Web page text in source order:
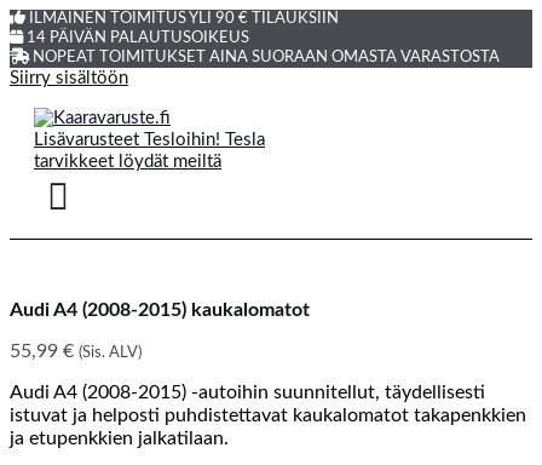
ILMAINEN TOIMITUS YLI 90 € TILAUKSIIN
14 PÄIVÄN PALAUTUSOIKEUS
NOPEAT TOIMITUKSET AINA SUORAAN OMASTA VARASTOSTA
Siirry sisältöön
Audi A4 (2008-2015) kaukalomatot
55,99 € (Sis. ALV)
Audi A4 (2008-2015) -autoihin suunnitellut, täydellisesti
istuvat ja helposti puhdistettavat kaukalomatot takapenkkien
ja etupenkkien jalkatilaan.